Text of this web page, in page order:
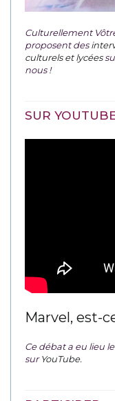
Culturellement
proposent des
culturels et lycées
nous !
SUR
Marvel, est-
Ce débat a eu lieu
surYouTube.